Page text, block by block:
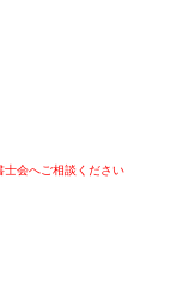
会へご相談ください